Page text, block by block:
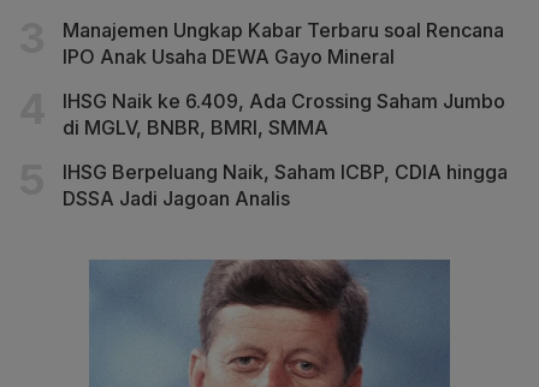
Manajemen Ungkap Kabar Terbaru soal Rencana
IPO Anak Usaha DEWA Gayo Mineral
IHSG Naik ke 6.409, Ada Crossing Saham Jumbo
di MGLV, BNBR, BMRI, SMMA
IHSG Berpeluang Naik, Saham ICBP, CDIA hingga
DSSA Jadi Jagoan Analis